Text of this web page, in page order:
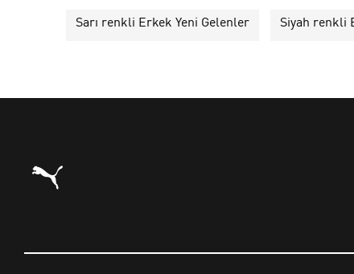
Sarı renkli Erkek Yeni Gelenler Siyah renkli